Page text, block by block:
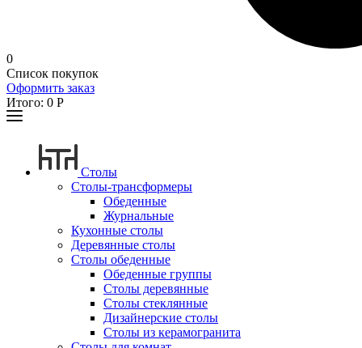
0
Список покупок
Оформить заказ
Итого: 0 Р
Столы
Столы-трансформеры
Обеденные
Журнальные
Кухонные столы
Деревянные столы
Столы обеденные
Обеденные группы
Столы деревянные
Столы стеклянные
Дизайнерские столы
Столы из керамогранита